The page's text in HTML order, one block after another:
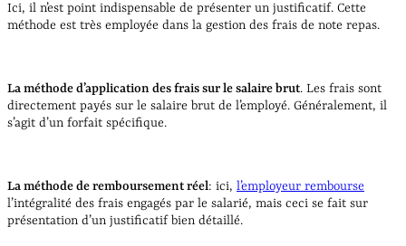
Ici, il n’est point indispensable de présenter un justificatif. Cette
méthode est très employée dans la gestion des frais de note repas.
La méthode d’application des frais sur le salaire brut. Les frais sont
directement payés sur le salaire brut de l’employé. Généralement, il
s’agit d’un forfait spécifique.
La méthode de remboursement réel: ici, l’employeur rembourse
l’intégralité des frais engagés par le salarié, mais ceci se fait sur
présentation d’un justificatif bien détaillé.